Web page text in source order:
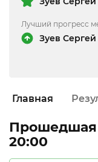
Лучший прогресс
Зуев Сергей
Главная
Прошедшая
20:00